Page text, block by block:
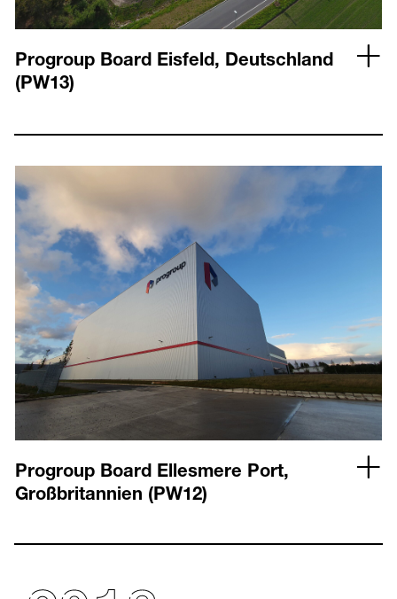
Progroup Board Eisfeld, Deutschland
(PW13)
Progroup Board Ellesmere Port,
Großbritannien (PW12)